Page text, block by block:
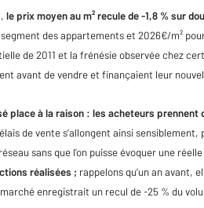
le prix moyen au m² recule de -1,8 % sur
des appartements et 2026€/m²
de 2011 et la frénésie observée chez
avant de vendre et finançaient leur
place à la raison : les acheteurs
de vente s’allongent ainsi sensiblement,
sans que l’on puisse évoquer une
réalisées ; rappelons qu’un an avant,
enregistrait un recul de -25 % du